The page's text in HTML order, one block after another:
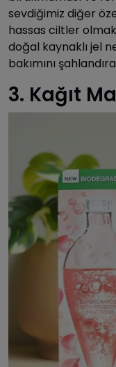
sevdiğimiz diğer
hassas ciltler
doğal kaynaklı jel
bakımını
3. Kağıt